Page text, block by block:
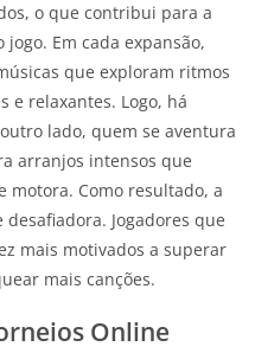
o que contribui para a
Em cada expansão,
que exploram ritmos
e relaxantes. Logo, há
lado, quem se aventura
arranjos intensos que
motora. Como resultado, a
Jogadores que
mais motivados a superar
mais canções.
Online